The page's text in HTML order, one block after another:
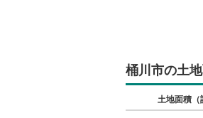
桶川市の土
土地面積（